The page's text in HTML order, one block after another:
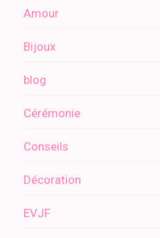
Amour
Bijoux
blog
Cérémonie
Conseils
Décoration
EVJF